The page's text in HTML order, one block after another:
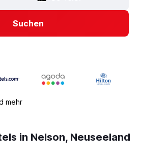
Suchen
mehr
in Nelson, Neuseeland